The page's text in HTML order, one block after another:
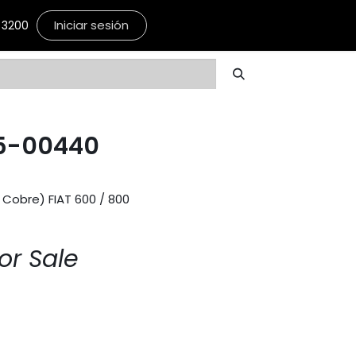
Iniciar sesión
00440
FIAT 600 / 800
Sale